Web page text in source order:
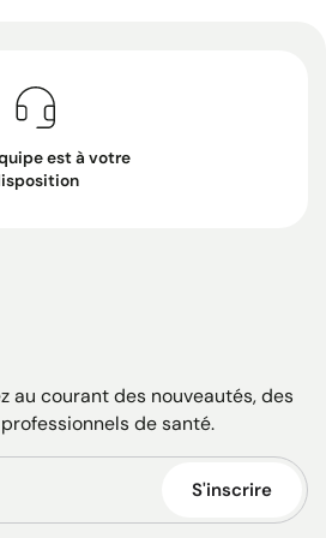
est à votre
au courant des nouveautés, des
de santé.
S'inscrire